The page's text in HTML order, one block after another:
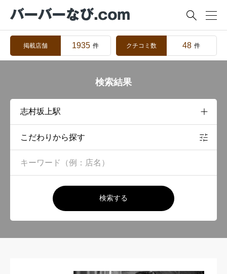

掲載店舗 1935 件 クチコミ数 48 件
検索結果
こだわりから探す
検索する